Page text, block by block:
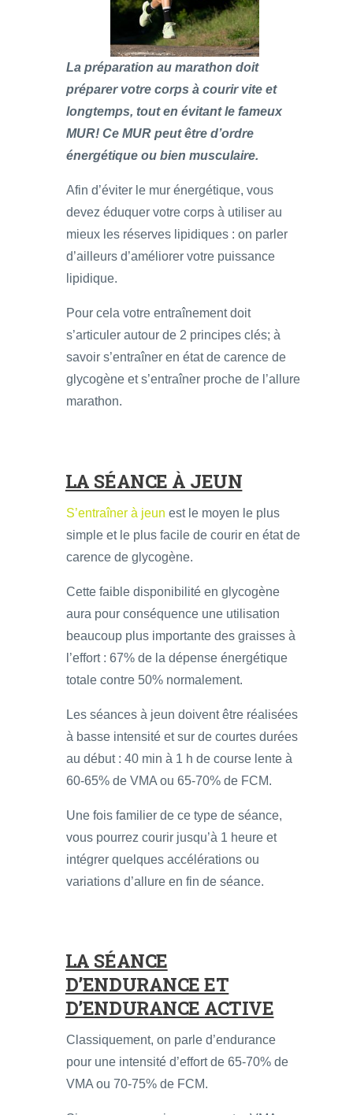
La préparation au marathon doit
préparer votre corps à courir vite et
longtemps, tout en évitant le fameux
MUR! Ce MUR peut être d’ordre
énergétique ou bien musculaire.
Afin d’éviter le mur énergétique, vous
devez éduquer votre corps à utiliser au
mieux les réserves lipidiques : on parler
d’ailleurs d’améliorer votre puissance
lipidique.
Pour cela votre entraînement doit
s’articuler autour de 2 principes clés; à
savoir s’entraîner en état de carence de
glycogène et s’entraîner proche de l’allure
marathon.
LA SÉANCE À JEUN
S’entraîner à jeun est le moyen le plus
simple et le plus facile de courir en état de
carence de glycogène.
Cette faible disponibilité en glycogène
aura pour conséquence une utilisation
beaucoup plus importante des graisses à
l’effort : 67% de la dépense énergétique
totale contre 50% normalement.
Les séances à jeun doivent être réalisées
à basse intensité et sur de courtes durées
au début : 40 min à 1 h de course lente à
60-65% de VMA ou 65-70% de FCM.
Une fois familier de ce type de séance,
vous pourrez courir jusqu’à 1 heure et
intégrer quelques accélérations ou
variations d’allure en fin de séance.
LA SÉANCE
D’ENDURANCE ET
D’ENDURANCE ACTIVE
Classiquement, on parle d’endurance
pour une intensité d’effort de 65-70% de
VMA ou 70-75% de FCM.